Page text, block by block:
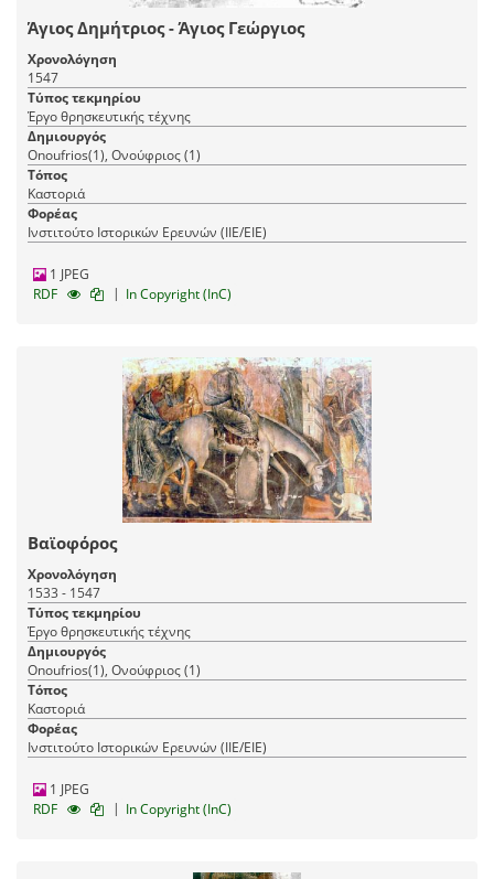
Άγιος Δημήτριος - Άγιος Γεώργιος
Χρονολόγηση
1547
Τύπος τεκμηρίου
Έργο θρησκευτικής τέχνης
Δημιουργός
Onoufrios(1), Ονούφριος (1)
Τόπος
Καστοριά
Φορέας
Ινστιτούτο Ιστορικών Ερευνών (ΙΙΕ/ΕΙΕ)
1 JPEG
RDF
| In Copyright (InC)
Βαϊοφόρος
Χρονολόγηση
1533 - 1547
Τύπος τεκμηρίου
Έργο θρησκευτικής τέχνης
Δημιουργός
Onoufrios(1), Ονούφριος (1)
Τόπος
Καστοριά
Φορέας
Ινστιτούτο Ιστορικών Ερευνών (ΙΙΕ/ΕΙΕ)
1 JPEG
RDF
| In Copyright (InC)